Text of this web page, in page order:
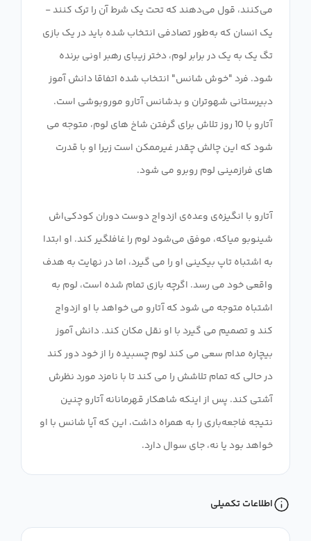
می‌کنند، قول می‌دهند که تحت یک شرط آن را ترک کنند -
یک انسان که به‌طور تصادفی انتخاب شده باید در یک بازی
تگ یک به یک در برابر لوم، دختر زیبای رهبر اونی برنده
شود. فرد "خوش شانس" انتخاب شده اتفاقا دانش آموز
دبیرستانی شهوتران و بدشانس آتارو موروبوشی است.
آتارو با 10 روز تلاش برای گرفتن شاخ های لوم، متوجه می
شود که این چالش چقدر غیرممکن است زیرا او با قدرت
آتارو با انگیزه‌ی وعده‌ی ازدواج دوست دوران کودکی‌اش
شینوبو میاکه، موفق می‌شود لوم را غافلگیر کند. او ابتدا
به اشتباه تاپ بیکینی او را می گیرد، اما در نهایت به هدف
واقعی خود می رسد. اگرچه بازی تمام شده است، لوم به
اشتباه متوجه می شود که آتارو می خواهد با او ازدواج
کند و تصمیم می گیرد با او نقل مکان کند. دانش آموز
بیچاره مدام سعی می کند لوم چسبیده را از خود دور کند
در حالی که تمام تلاشش را می کند تا با نامزد مورد نظرش
آشتی کند. پس از اینکه شاهکار قهرمانانه آتارو چنین
نتیجه فاجعه‌باری را به همراه داشت، این که آیا شانس با او
خواهد بود یا نه، جای سوال دارد.
اطلاعات تکمیلی